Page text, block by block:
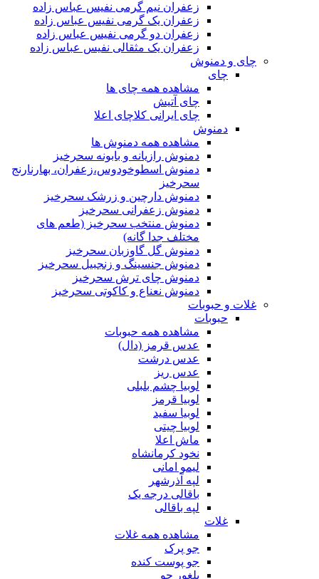
زعفران نیم گرمی نفیس عباس زاده
زعفران یک گرمی نفیس عباس زاده
زعفران دو گرمی نفیس عباس زاده
زعفران یک مثقالی نفیس عباس زاده
چای و دمنوش
چای
مشاهده همه چای ها
چای آتیش
چای ایرانی کلاچای اعلا
دمنوش
مشاهده همه دمنوش ها
دمنوش رازیانه و بابونه سحرخیز
دمنوش اسطوخودوس،زعفران، بهارنارنج
سحرخیز
دمنوش دارچین و زرشک سحرخیز
دمنوش زعفرانی سحرخیز
دمنوش منتخب سحرخیز (طعم های
مختلف جدا گانه)
دمنوش گل گاوزبان سحرخیز
دمنوش جنسینگ و زنجبیل سحرخیز
دمنوش چای ترش سحرخیز
دمنوش نعناع و کاکوتی سحرخیز
غلات و حبوبات
حبوبات
مشاهده همه حبوبات
عدس قرمز (دال)
عدس درشت
عدس ریز
لوبیا چشم بلبلی
لوبیا قرمز
لوبیا سفید
لوبیا چیتی
ماش اعلا
نخود کرمانشاه
لیمو امانی
لپه آذرشهر
باقالی درجه یک
لپه باقالی
غلات
مشاهده همه غلات
جو پرک
جو پوست کنده
بلغور جو